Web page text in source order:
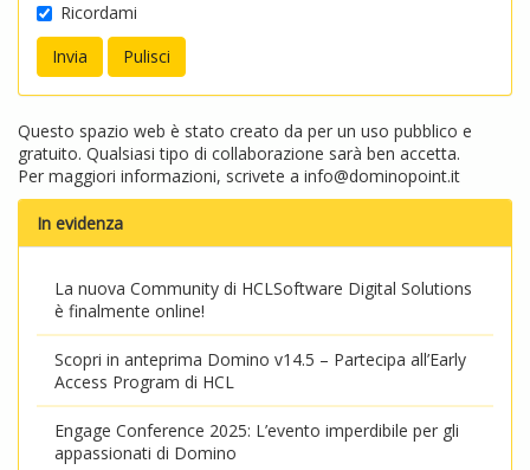
Ricordami
Questo spazio web è stato creato da per un uso pubblico e
gratuito. Qualsiasi tipo di collaborazione sarà ben accetta.
Per maggiori informazioni, scrivete a info@dominopoint.it
In evidenza
La nuova Community di HCLSoftware Digital Solutions
è finalmente online!
Scopri in anteprima Domino v14.5 – Partecipa all’Early
Access Program di HCL
Engage Conference 2025: L’evento imperdibile per gli
appassionati di Domino